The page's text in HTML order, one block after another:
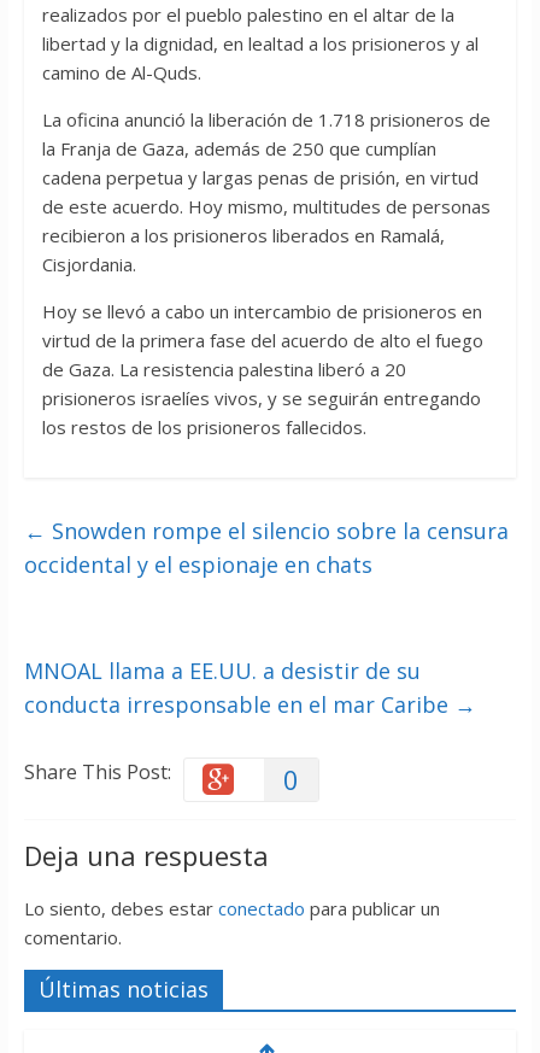
realizados por el pueblo palestino en el altar de la
libertad y la dignidad, en lealtad a los prisioneros y al
camino de Al-Quds.
La oficina anunció la liberación de 1.718 prisioneros de
la Franja de Gaza, además de 250 que cumplían
cadena perpetua y largas penas de prisión, en virtud
de este acuerdo. Hoy mismo, multitudes de personas
recibieron a los prisioneros liberados en Ramalá,
Cisjordania.
Hoy se llevó a cabo un intercambio de prisioneros en
virtud de la primera fase del acuerdo de alto el fuego
de Gaza. La resistencia palestina liberó a 20
prisioneros israelíes vivos, y se seguirán entregando
los restos de los prisioneros fallecidos.
← Snowden rompe el silencio sobre la censura
occidental y el espionaje en chats
MNOAL llama a EE.UU. a desistir de su
conducta irresponsable en el mar Caribe →
Share This Post: 0
Deja una respuesta
Lo siento, debes estar conectado para publicar un
comentario.
Últimas noticias